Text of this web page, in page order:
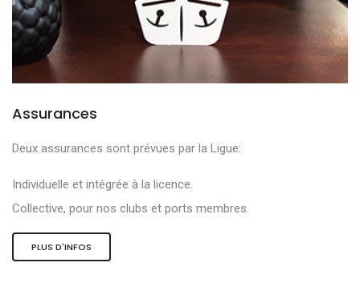
Assurances
Deux assurances sont prévues par la Ligue:
Individuelle et intégrée à la licence.
Collective, pour nos clubs et ports membres.
PLUS D'INFOS